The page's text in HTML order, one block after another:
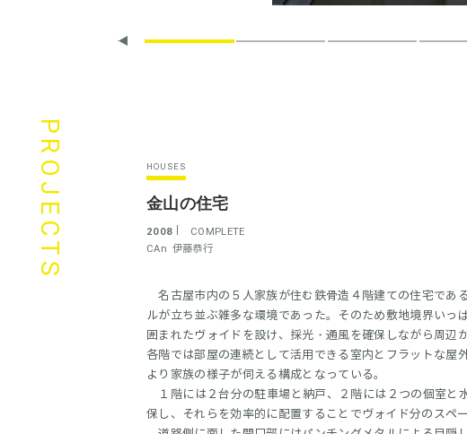
PROJECTS HOUSES
金山の住宅
2008
COMPLETE
CAn 伊藤恭行
名古屋市内の５人家族が住む鉄骨造４階建ての住宅であ
ルが立ち並ぶ雑多な環境であった。そのため敷地境界い
囲まれたヴォイドを設け、採光・通風を確保しながら周
各階では部屋の連続として活用できる室内とフラットな
より家族の様子が伺える構成となっている。
１階には２台分の駐車場と納戸、２階には２つの個室と
保し、それらを効率的に配置することでヴォイド分のスペ